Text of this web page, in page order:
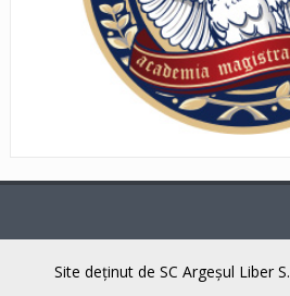
Site deţinut de SC Argeşul Liber